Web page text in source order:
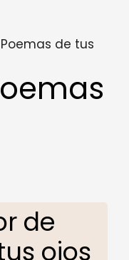
de tus
de
ojos